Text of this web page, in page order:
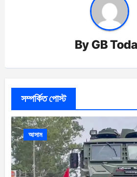
ByGB
সম্পর্কিত পোস্ট
আসাম